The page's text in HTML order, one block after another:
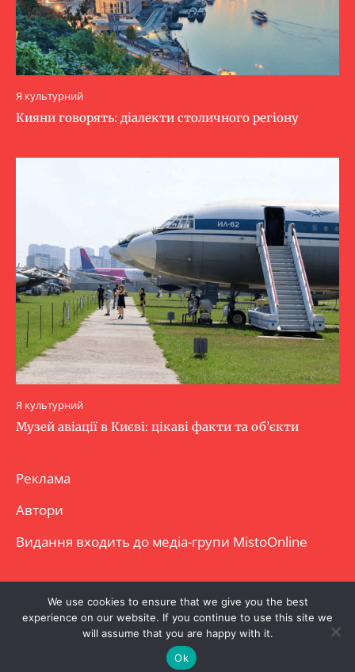
Я культурний
Кияни говорять: діалекти столичного регіону
Я культурний
Музей авіації в Києві: цікаві факти та об’єкти
Реклама
Автори
Видання входить до медіа-групи MistoOnline
Copyright © Повне використання матеріалу
заборонено. Частково можна з гіперпосиланням.
We use cookies to ensure that we give you the best
experience on our website. If you continue to use this site we
will assume that you are happy with it.
Ok